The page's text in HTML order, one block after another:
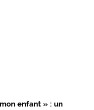
enfant » : un